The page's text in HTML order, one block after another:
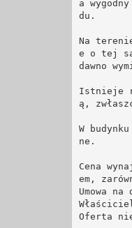
a
du.
Na
e o tej
dawno
Istnieje
ą,
W
ne.
Cena
em,
Umowa
Oferta